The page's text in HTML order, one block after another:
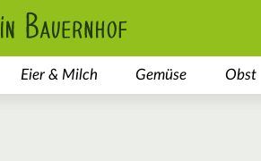
Eier & Milch Gemüse Obst